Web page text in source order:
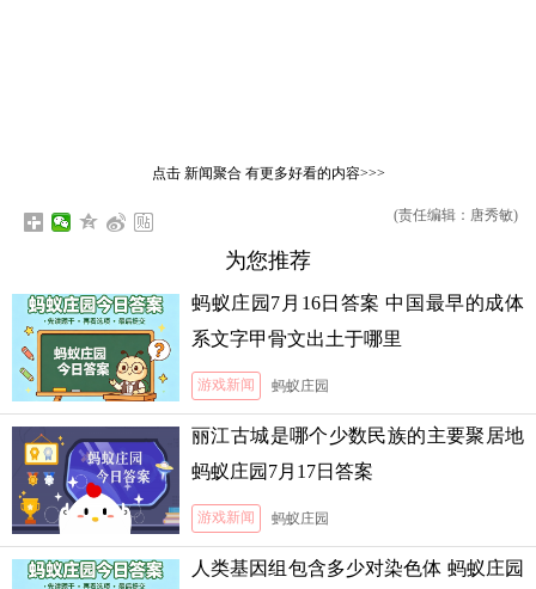
点击 新闻聚合有更多好看的内容>>>
(责任编辑：唐秀敏)
为您推荐
蚂蚁庄园7月16日答案 中国最早的成体
系文字甲骨文出土于哪里
游戏新闻 蚂蚁庄园
丽江古城是哪个少数民族的主要聚居地
蚂蚁庄园7月17日答案
游戏新闻 蚂蚁庄园
人类基因组包含多少对染色体 蚂蚁庄园